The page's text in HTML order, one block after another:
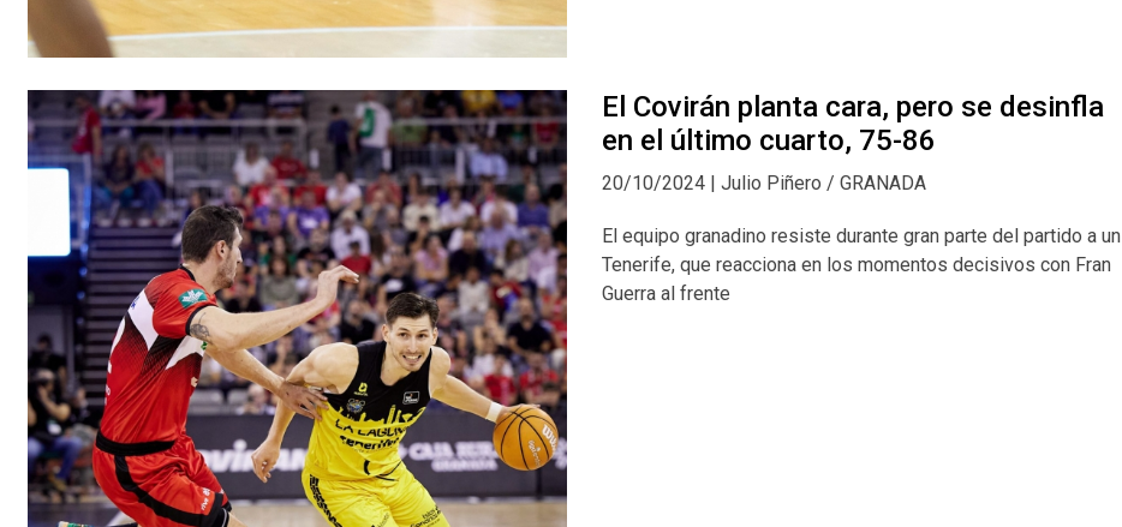
El Covirán planta cara, pero se desinfla
en el último cuarto, 75-86
20/10/2024 | Julio Piñero / GRANADA
El equipo granadino resiste durante gran parte del partido a un
Tenerife, que reacciona en los momentos decisivos con Fran
Guerra al frente